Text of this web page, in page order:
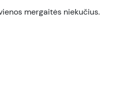
mergaitės niekučius.